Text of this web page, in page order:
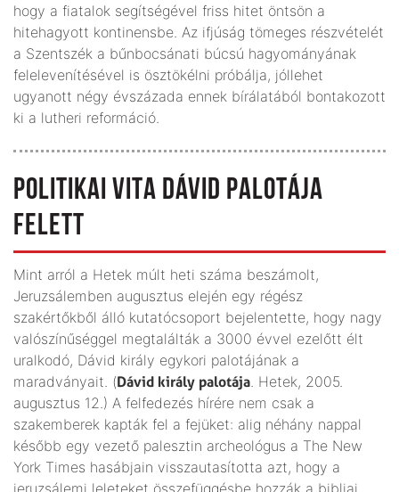
hogy a fiatalok segítségével friss hitet öntsön a
hitehagyott kontinensbe. Az ifjúság tömeges részvételét
a Szentszék a bűnbocsánati búcsú hagyományának
felelevenítésével is ösztökélni próbálja, jóllehet
ugyanott négy évszázada ennek bírálatából bontakozott
ki a lutheri reformáció.
POLITIKAI VITA DÁVID PALOTÁJA
FELETT
Mint arról a Hetek múlt heti száma beszámolt,
Jeruzsálemben augusztus elején egy régész
szakértőkből álló kutatócsoport bejelentette, hogy nagy
valószínűséggel megtalálták a 3000 évvel ezelőtt élt
uralkodó, Dávid király egykori palotájának a
maradványait. (Dávid király palotája . Hetek, 2005.
augusztus 12.) A felfedezés hírére nem csak a
szakemberek kapták fel a fejüket: alig néhány nappal
később egy vezető palesztin archeológus a The New
York Times hasábjain visszautasította azt, hogy a
jeruzsálemi leleteket összefüggésbe hozzák a bibliai